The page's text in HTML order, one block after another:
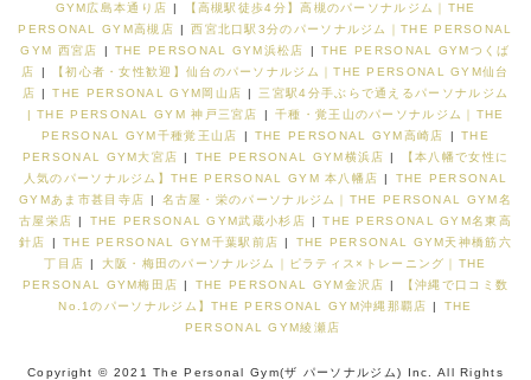
GYM広島本通り店 |
【高槻駅徒歩4分】高槻のパーソナルジム｜THE
PERSONAL GYM高槻店 |
西宮北口駅3分のパーソナルジム｜THE PERSONAL
GYM 西宮店
| THE PERSONAL GYM浜松店 |
THE PERSONAL GYMつくば
店
|
【初心者・女性歓迎】仙台のパーソナルジム｜THE PERSONAL GYM仙台
店 | THE PERSONAL GYM岡山店 |
三宮駅4分手ぶらで通えるパーソナルジム
| THE PERSONAL GYM 神戸三宮店
|
千種・覚王山のパーソナルジム｜THE
PERSONAL GYM千種覚王山店
| THE PERSONAL GYM高崎店 |
THE
PERSONAL GYM大宮店 | THE PERSONAL GYM横浜店 |
【本八幡で女性に
人気のパーソナルジム】THE PERSONAL GYM 本八幡店 |
THE PERSONAL
GYMあま市甚目寺店 |
名古屋・栄のパーソナルジム｜THE PERSONAL GYM名
古屋栄店 | THE PERSONAL GYM武蔵小杉店 |
THE PERSONAL GYM名東高
針店
| THE PERSONAL GYM千葉駅前店 |
THE PERSONAL GYM天神橋筋六
丁目店 |
大阪・梅田のパーソナルジム｜ピラティス×トレーニング｜THE
PERSONAL GYM梅田店 | THE PERSONAL GYM金沢店 |
【沖縄で口コミ数
No.1のパーソナルジム】THE PERSONAL GYM沖縄那覇店 |
THE
PERSONAL GYM綾瀬店
Copyright © 2021 The Personal Gym(ザ パーソナルジム) Inc. All Rights